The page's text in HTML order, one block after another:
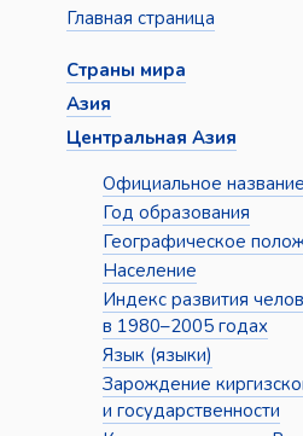
Главная страница
Страны мира
Азия
Центральная Азия
Официальное название
Год образования
Географическое
Население
Индекс развития
в 1980–2005 годах
Язык (языки)
Зарождение
и государственности